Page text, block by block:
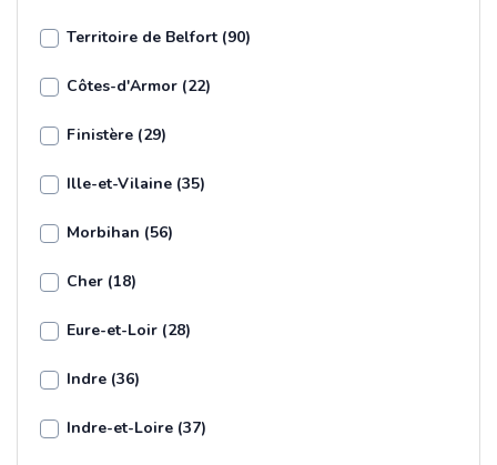
Territoire de Belfort (90)
Côtes-d'Armor (22)
Finistère (29)
Ille-et-Vilaine (35)
Morbihan (56)
Cher (18)
Eure-et-Loir (28)
Indre (36)
Indre-et-Loire (37)